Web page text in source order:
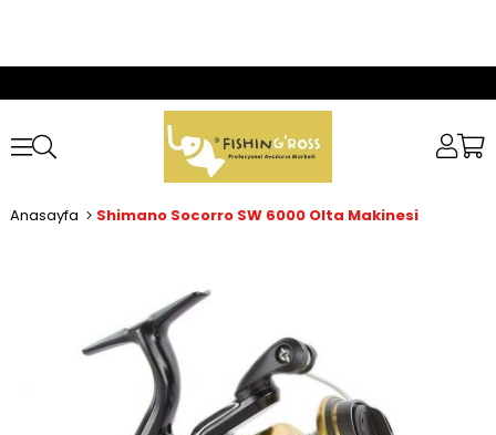
Anasayfa Shimano Socorro SW 6000 Olta Makinesi